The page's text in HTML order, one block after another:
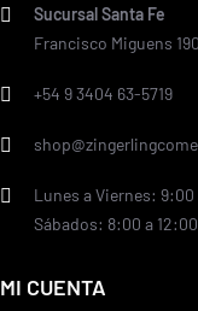
Sucursal Santa Fe
Francisco Miguens
+54 9 3404 63-5719
Lunes a Viernes: 9:00
Sábados: 8:00 a
MI CUENTA